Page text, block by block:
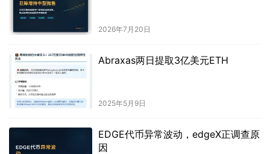
2026年7月20日
Abraxas两日提取3亿美元ETH
2025年5月9日
EDGE代币异常波动，edgeX正调查原
因